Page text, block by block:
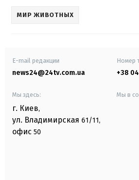
МИР ЖИВОТНЫХ
E-mail редакции
news24@24tv.com.ua
Номер
+38
Мы здесь:
г. Киев,
ул. Владимирская 61/11,
офис 50
Мы в